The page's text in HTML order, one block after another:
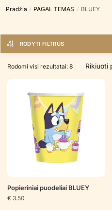
Pradžia / PAGAL TEMAS / BLUEY
RODYTI FILTRUS
Rodomi visi rezultatai: 8Rūšiuojama
Popieriniai puodeliai BLUEY
€ 3.50